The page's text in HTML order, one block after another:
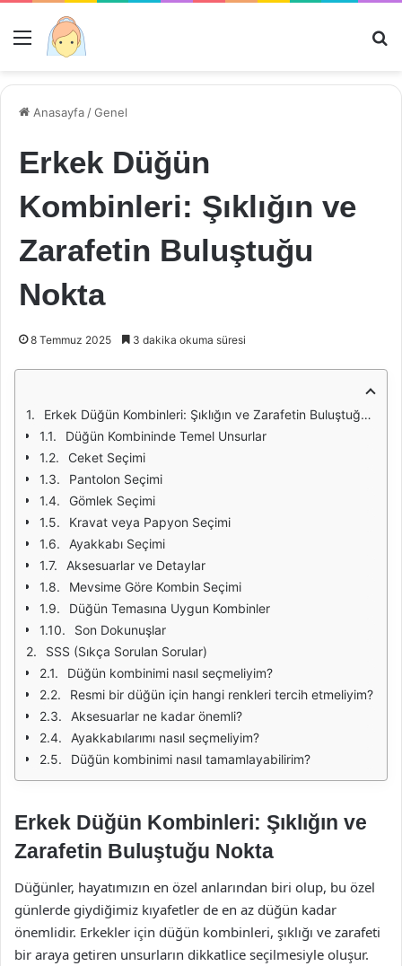
Menü
Anasayfa /Genel
Erkek Düğün
Kombinleri: Şıklığın ve
Zarafetin Buluştuğu
Nokta
8 Temmuz 2025 3 dakika okuma süresi
Erkek Düğün Kombinleri: Şıklığın ve Zarafetin Buluştuğu Nokta
Düğün Kombininde Temel Unsurlar
Ceket Seçimi
Pantolon Seçimi
Gömlek Seçimi
Kravat veya Papyon Seçimi
Ayakkabı Seçimi
Aksesuarlar ve Detaylar
Mevsime Göre Kombin Seçimi
Düğün Temasına Uygun Kombinler
Son Dokunuşlar
SSS (Sıkça Sorulan Sorular)
Düğün kombinimi nasıl seçmeliyim?
Resmi bir düğün için hangi renkleri tercih etmeliyim?
Aksesuarlar ne kadar önemli?
Ayakkabılarımı nasıl seçmeliyim?
Düğün kombinimi nasıl tamamlayabilirim?
Erkek Düğün Kombinleri: Şıklığın ve
Zarafetin Buluştuğu Nokta
Düğünler, hayatımızın en özel anlarından biri olup, bu özel
günlerde giydiğimiz kıyafetler de en az düğün kadar
önemlidir. Erkekler için düğün kombinleri, şıklığı ve zarafeti
bir araya getiren unsurların dikkatlice seçilmesiyle oluşur.